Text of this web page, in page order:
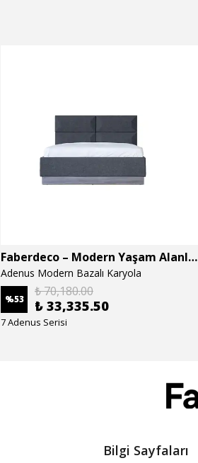
Faberdeco – Modern Yaşam Alanları İçin Özel Tasarım Mobilyalar
Adenus Modern Bazalı Karyola
%53
₺ 70,180.00
₺ 33,335.50
7 Adenus Serisi
Bilgi Sayfaları